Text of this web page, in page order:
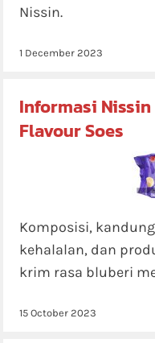
Nissin.
1 December 2023
Informasi
Flavour Soes
Komposisi,
kehalalan, dan
krim rasa bluberi
15 October 2023